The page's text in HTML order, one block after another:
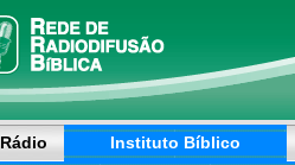
Rádio Instituto Bíblico